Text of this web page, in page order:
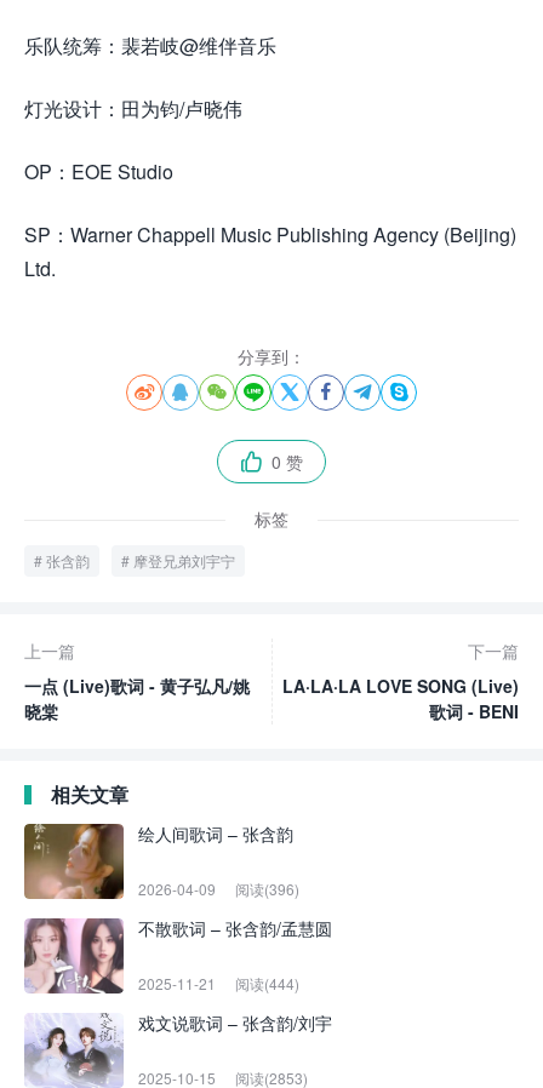
乐队统筹：裴若岐@维伴音乐
灯光设计：田为钧/卢晓伟
OP：EOE Studio
SP：Warner Chappell Music Publishing Agency (Beijing)
Ltd.
分享到：
       
 0 赞
标签
张含韵 摩登兄弟刘宇宁
上一篇
一点 (Live)歌词 - 黄子弘凡/姚
晓棠
下一篇
LA·LA·LA LOVE SONG (Live)
歌词 - BENI
相关文章
绘人间歌词 – 张含韵
2026-04-09 阅读(396)
不散歌词 – 张含韵/孟慧圆
2025-11-21 阅读(444)
戏文说歌词 – 张含韵/刘宇
2025-10-15 阅读(2853)